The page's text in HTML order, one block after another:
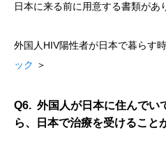
日本に来る前に用意する書類があ
外国人HIV陽性者が日本で暮らす
ック ＞
Q6. 外国人が日本に住んでい
ら、日本で治療を受けること